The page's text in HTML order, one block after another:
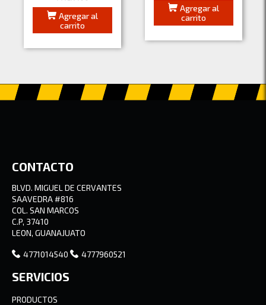
Agregar al
carrito
Agregar al
carrito
CONTACTO
BLVD. MIGUEL DE CERVANTES
SAAVEDRA #816
COL. SAN MARCOS
C.P, 37410
LEON, GUANAJUATO
4771014540 4777960521
SERVICIOS
PRODUCTOS